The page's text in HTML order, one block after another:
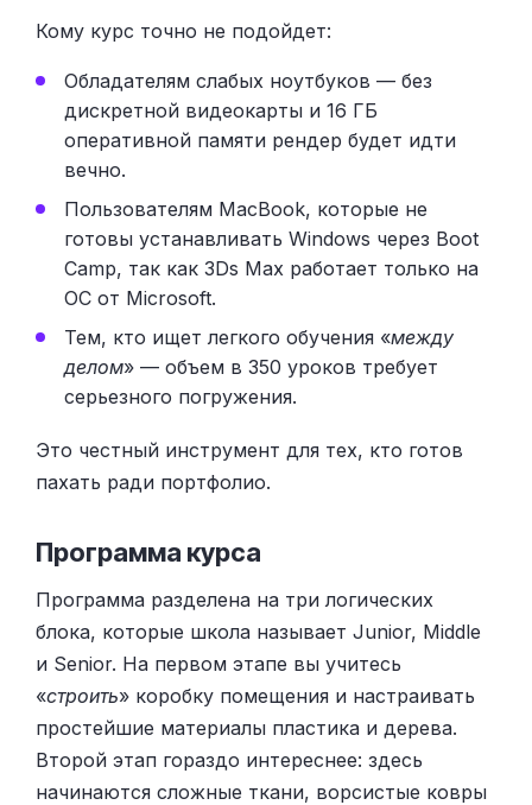
Кому курс точно не подойдет:
Обладателям слабых ноутбуков — без
дискретной видеокарты и 16 ГБ
оперативной памяти рендер будет идти
вечно.
Пользователям MacBook, которые не
готовы устанавливать Windows через Boot
Camp, так как 3Ds Max работает только на
ОС от Microsoft.
Тем, кто ищет легкого обучения «между
делом» — объем в 350 уроков требует
серьезного погружения.
Это честный инструмент для тех, кто готов
пахать ради портфолио.
Программа курса
Программа разделена на три логических
блока, которые школа называет Junior, Middle
и Senior. На первом этапе вы учитесь
«строить» коробку помещения и настраивать
простейшие материалы пластика и дерева.
Второй этап гораздо интереснее: здесь
начинаются сложные ткани, ворсистые ковры